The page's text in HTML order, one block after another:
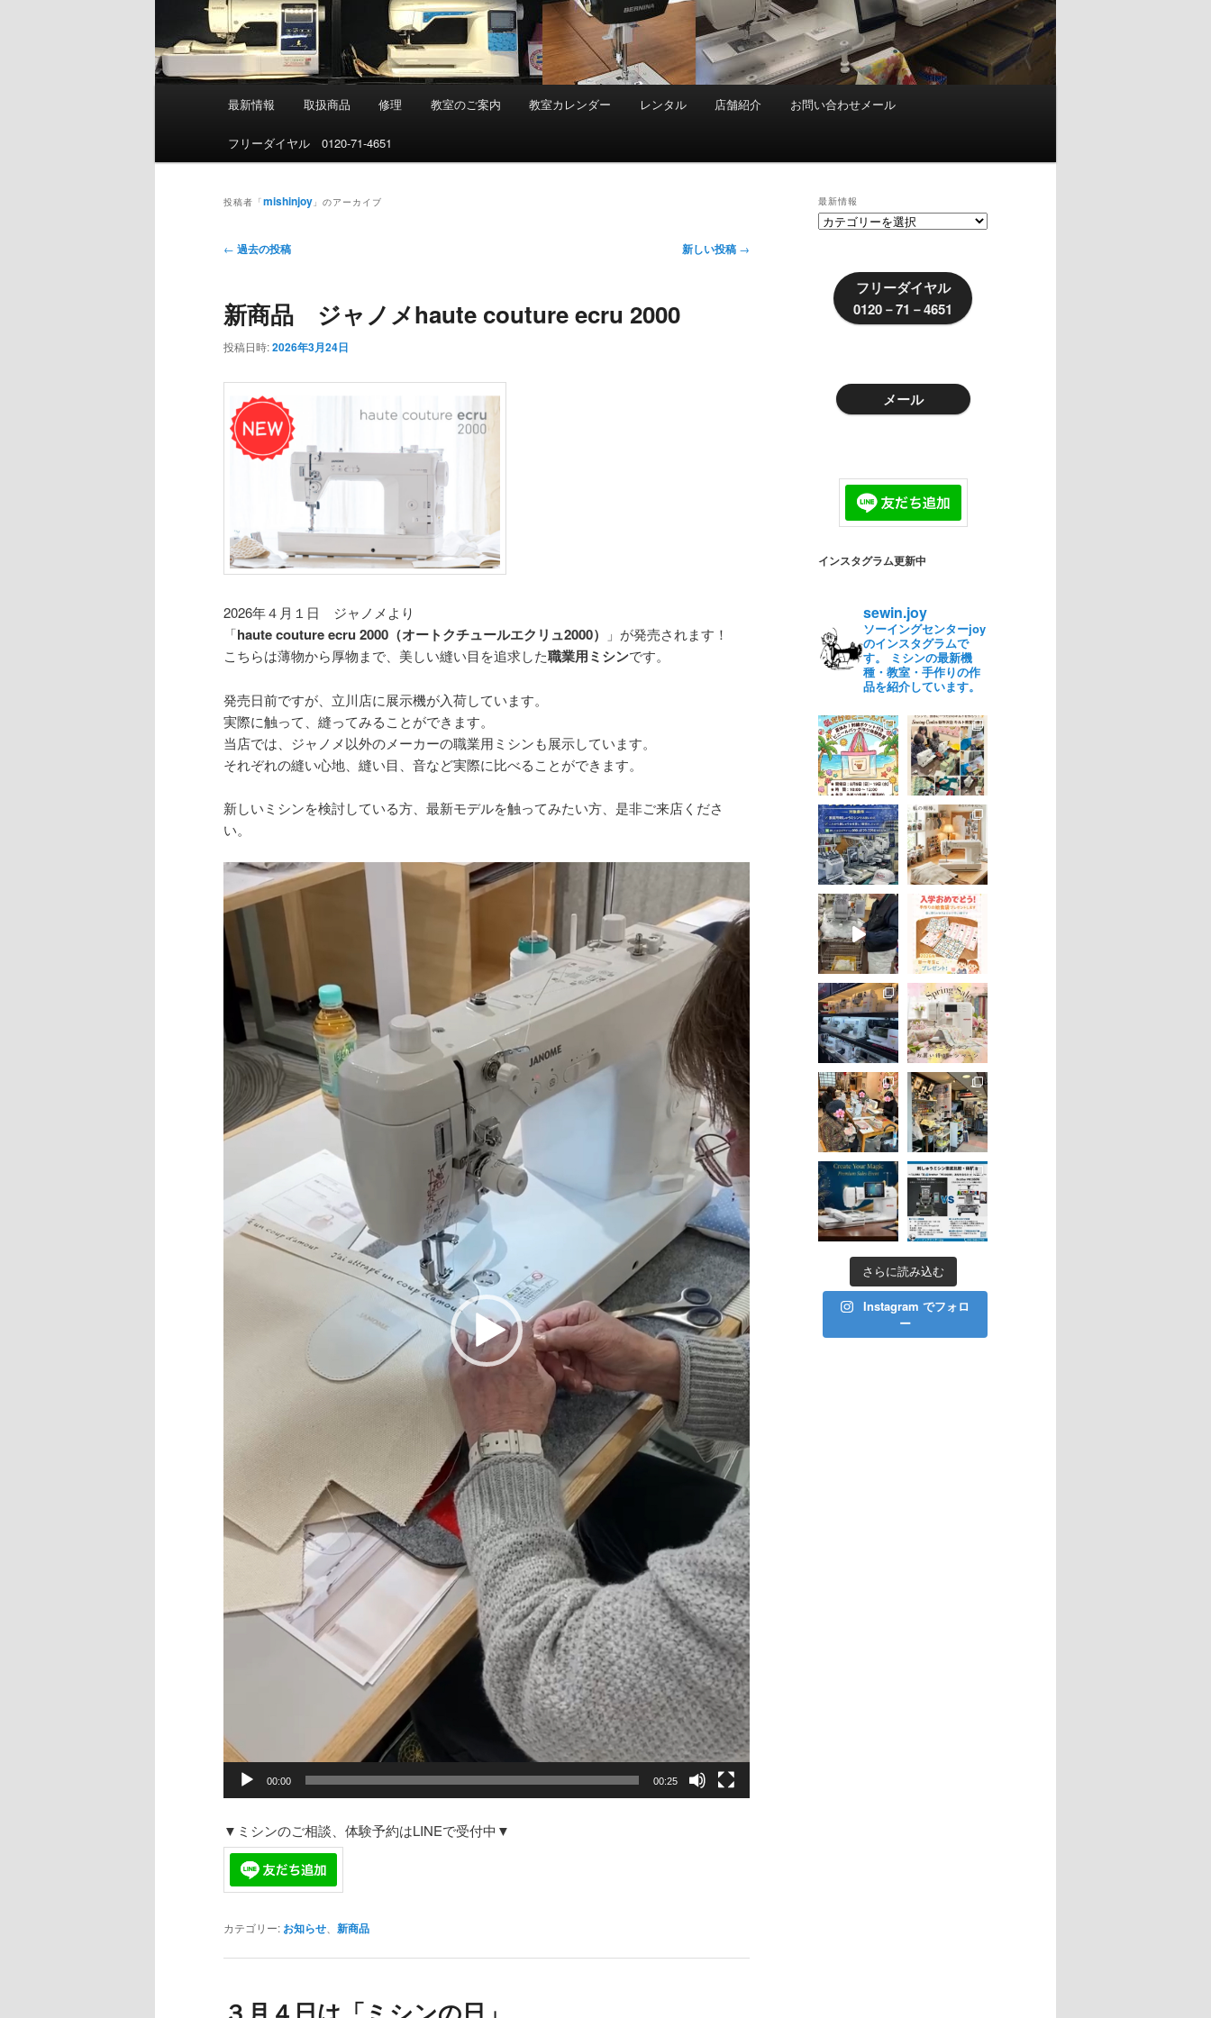
メ
最新情報 取扱商品 修理 教室のご案内 教室カレンダー レンタル 店舗紹介 お問い合わせメール
フリーダイヤル 0120-71-4651
投稿者「mishinjoy 」のアーカイブ
投
ビ
ー
シ
ン
← 過去の投稿 新しい投稿 →
新商品 ジャノメhaute couture ecru 2000
投稿日時:2026年3月24日
2026年４月１日 ジャノメより
「haute couture ecru 2000（オートクチュールエクリュ2000）
」が発売されます！
こちらは薄物から厚物まで、美しい縫い目を追求した職業用ミシンです。
発売日前ですが、立川店に展示機が入荷しています。
実際に触って、縫ってみることができます。
当店では、ジャノメ以外のメーカーの職業用ミシンも展示しています。
それぞれの縫い心地、縫い目、音など実際に比べることができます。
新しいミシンを検討している方、最新モデルを触ってみたい方、是非ご来店くださ
い。
動
画
プ
レ
ー
ヤ
00:00 00:25
▼ミシンのご相談、体験予約はLINEで受付中▼
カテゴリー: お知らせ 新商品
最新情報
最
フリーダイヤル
0120－71－4651
メール
インスタグラム更新中
sewin.joy
ソーイングセンターjoy
のインスタグラムで
す。 ミシンの最新機
種・教室・手作りの作
品を紹介しています。
さらに読み込む
Instagram でフォロ
ー